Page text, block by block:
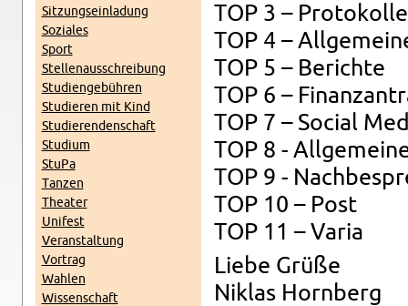
Sitzung­sein­ladung
Soziales
Sport
Stel­lenauss­chrei­bung
Stu­di­engebühren
Studieren mit Kind
Studieren­den­schaft
Studium
StuPa
Tanzen
The­ater
Unifest
Ve­r­anstal­tung
Vor­trag
Wahlen
Wis­senschaft
TOP 3 – Pro­tokolle
TOP 4 –
TOP 5 – Berichte
TOP 6 –
TOP 7 – So­cial
TOP 8 -
TOP 9 -
TOP 10 – Post
TOP 11 – Varia
Liebe Grüße
Niklas Horn­berg